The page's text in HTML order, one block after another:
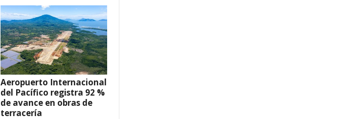
Aeropuerto Internacional
del Pacífico registra 92 %
de avance en obras de
terracería